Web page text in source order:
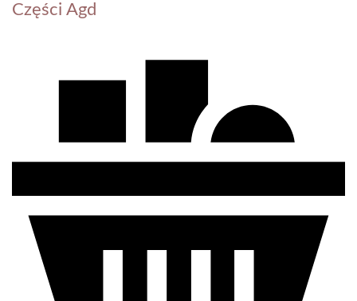
Części Agd